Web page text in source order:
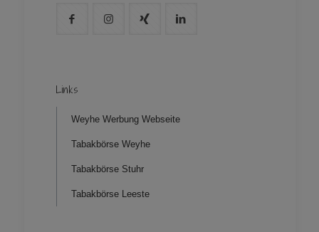
Links
Weyhe Werbung Webseite
Tabakbörse Weyhe
Tabakbörse Stuhr
Tabakbörse Leeste